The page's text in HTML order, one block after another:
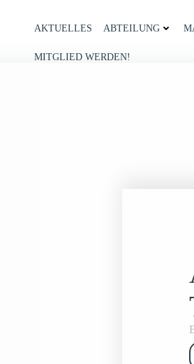
AKTUELLES ABTEILUNG
MITGLIED WERDEN!